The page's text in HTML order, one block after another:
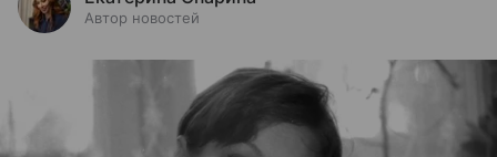
Автор новостей